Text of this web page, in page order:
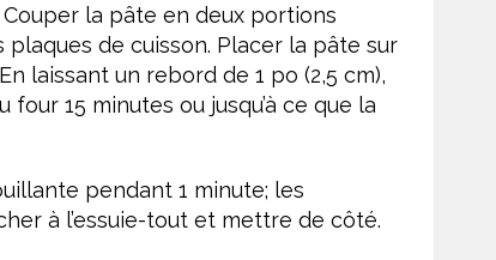
Couper la pâte en deux portions
de cuisson. Placer la pâte sur
laissant un rebord de 1 po (2,5 cm),
15 minutes ou jusqu’à ce que la
pendant 1 minute; les
à l’essuie-tout et mettre de côté.